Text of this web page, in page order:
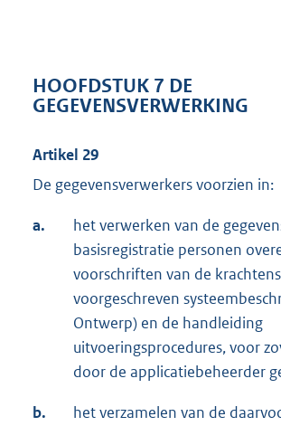
HOOFDSTUK 7 DE
GEGEVENSVERWERKING
Artikel 29
De gegevensverwerkers voorzien in:
a.
het verwerken van de
basisregistratie personen
voorschriften van de
voorgeschreven
Ontwerp) en de handleiding
uitvoeringsprocedures, voor
door de applicatiebeheerder
b.
het verzamelen van de